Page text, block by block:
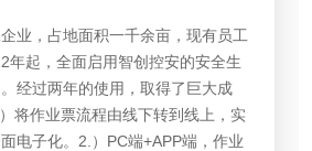
业，占地面积一千余亩，现有员工
年起，全面启用智创控安的安全生
经过两年的使用，取得了巨大成
将作业票流程由线下转到线上，实
电子化。2.）PC端+APP端，作业